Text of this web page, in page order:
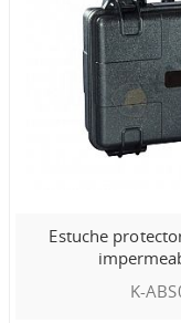
Estuche
K-